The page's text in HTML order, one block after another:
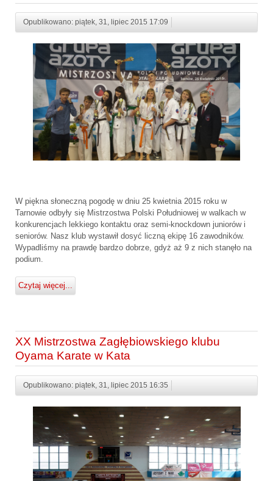
Opublikowano: piątek, 31, lipiec 2015 17:09
W piękna słoneczną pogodę w dniu 25 kwietnia 2015 roku w
Tarnowie odbyły się Mistrzostwa Polski Południowej w walkach w
konkurencjach lekkiego kontaktu oraz semi-knockdown juniorów i
seniorów. Nasz klub wystawił dosyć liczną ekipę 16 zawodników.
Wypadliśmy na prawdę bardzo dobrze, gdyż aż 9 z nich stanęło na
podium.
Czytaj więcej...
XX Mistrzostwa Zagłębiowskiego klubu
Oyama Karate w Kata
Opublikowano: piątek, 31, lipiec 2015 16:35